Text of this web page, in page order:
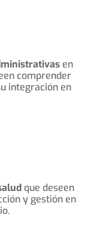
en
comprender
integración en
que deseen
y gestión en